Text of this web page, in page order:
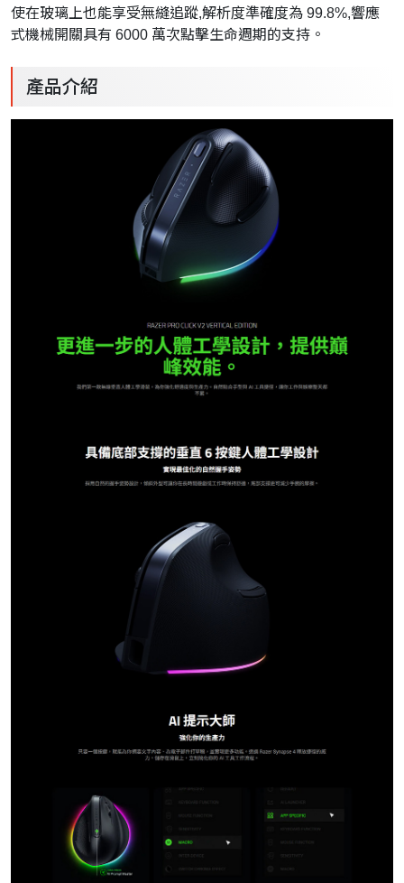
使在玻璃上也能享受無縫追蹤,解析度準確度為 99.8%,響應
式機械開關具有 6000 萬次點擊生命週期的支持。
產品介紹